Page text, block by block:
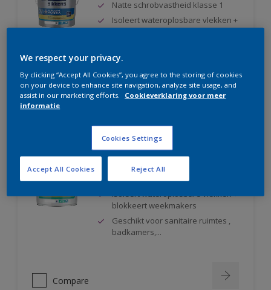
Natte schrobvastheid klasse 1
Isoleert wateroplosbare vlekken +
blokkeert weekmakers
Compare
Alphacryl Perlino
Natte schrobvastheid klasse 1 +
glanst niet op
Isoleert wateroplosbare vlekken +
blokkeert weekmakers
Geschikt voor sanitaire ruimtes ,
badkamers,...
Compare
We respect your privacy.
By clicking “Accept All Cookies”, you agree to the storing of cookies
on your device to enhance site navigation, analyze site usage, and
assist in our marketing efforts.
Cookieverklaring voor meer
informatie
Cookies Settings
Reject All
Accept All Cookies